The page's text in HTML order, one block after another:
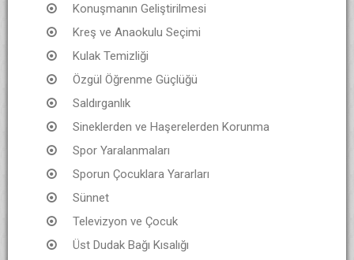
Konuşmanın Geliştirilmesi
Kreş ve Anaokulu Seçimi
Kulak Temizliği
Özgül Öğrenme Güçlüğü
Saldırganlık
Sineklerden ve Haşerelerden Korunma
Spor Yaralanmaları
Sporun Çocuklara Yararları
Sünnet
Televizyon ve Çocuk
Üst Dudak Bağı Kısalığı